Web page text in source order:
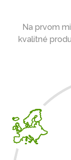
Na prvom
kvalitné